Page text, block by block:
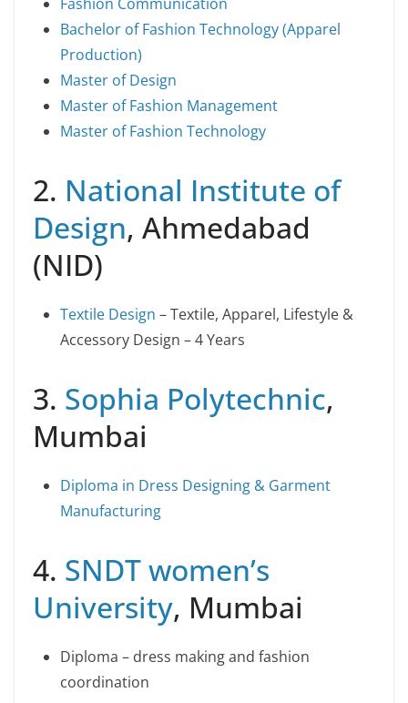
Bachelor of Fashion Technology (Apparel
Production)
Master of Design
Master of Fashion Management
Master of Fashion Technology
2. National Institute of
Design, Ahmedabad
(NID)
Textile Design – Textile, Apparel, Lifestyle &
Accessory Design – 4 Years
3. Sophia Polytechnic,
Mumbai
Diploma in Dress Designing & Garment
Manufacturing
4. SNDT women’s
University, Mumbai
Diploma – dress making and fashion
coordination